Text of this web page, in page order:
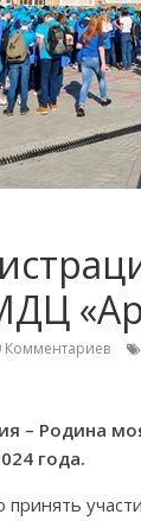
Комментариев
– Родина
года.
принять